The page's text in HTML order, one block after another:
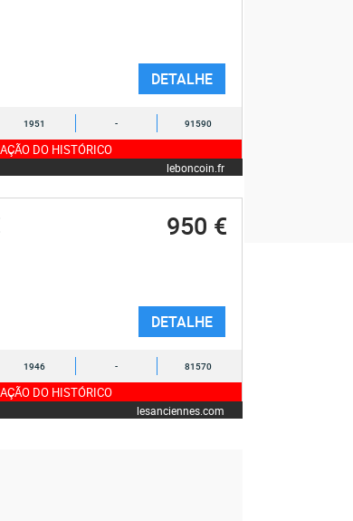
DETALHE
1951 - 91590
DO HISTÓRICO
leboncoin.fr
950 €
DETALHE
1946 - 81570
DO HISTÓRICO
lesanciennes.com